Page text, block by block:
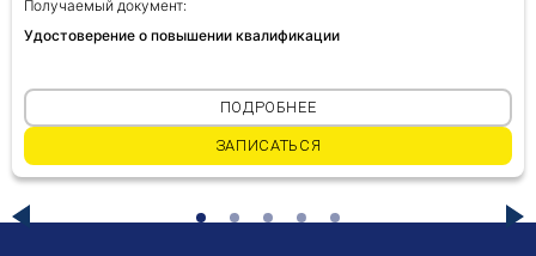
Получаемый документ:
Удостоверение о повышении квалификации
ПОДРОБНЕЕ
ЗАПИСАТЬСЯ